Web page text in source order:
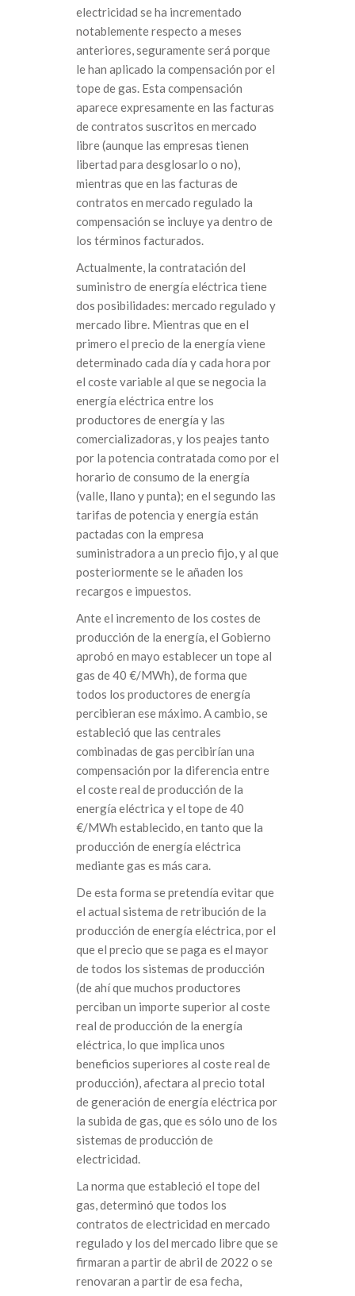
electricidad se ha incrementado
notablemente respecto a meses
anteriores, seguramente será porque
le han aplicado la compensación por el
tope de gas. Esta compensación
aparece expresamente en las facturas
de contratos suscritos en mercado
libre (aunque las empresas tienen
libertad para desglosarlo o no),
mientras que en las facturas de
contratos en mercado regulado la
compensación se incluye ya dentro de
los términos facturados.
Actualmente, la contratación del
suministro de energía eléctrica tiene
dos posibilidades: mercado regulado y
mercado libre. Mientras que en el
primero el precio de la energía viene
determinado cada día y cada hora por
el coste variable al que se negocia la
energía eléctrica entre los
productores de energía y las
comercializadoras, y los peajes tanto
por la potencia contratada como por el
horario de consumo de la energía
(valle, llano y punta); en el segundo las
tarifas de potencia y energía están
pactadas con la empresa
suministradora a un precio fijo, y al que
posteriormente se le añaden los
recargos e impuestos.
Ante el incremento de los costes de
producción de la energía, el Gobierno
aprobó en mayo establecer un tope al
gas de 40 €/MWh), de forma que
todos los productores de energía
percibieran ese máximo. A cambio, se
estableció que las centrales
combinadas de gas percibirían una
compensación por la diferencia entre
el coste real de producción de la
energía eléctrica y el tope de 40
€/MWh establecido, en tanto que la
producción de energía eléctrica
mediante gas es más cara.
De esta forma se pretendía evitar que
el actual sistema de retribución de la
producción de energía eléctrica, por el
que el precio que se paga es el mayor
de todos los sistemas de producción
(de ahí que muchos productores
perciban un importe superior al coste
real de producción de la energía
eléctrica, lo que implica unos
beneficios superiores al coste real de
producción), afectara al precio total
de generación de energía eléctrica por
la subida de gas, que es sólo uno de los
sistemas de producción de
electricidad.
La norma que estableció el tope del
gas, determinó que todos los
contratos de electricidad en mercado
regulado y los del mercado libre que se
firmaran a partir de abril de 2022 o se
renovaran a partir de esa fecha,